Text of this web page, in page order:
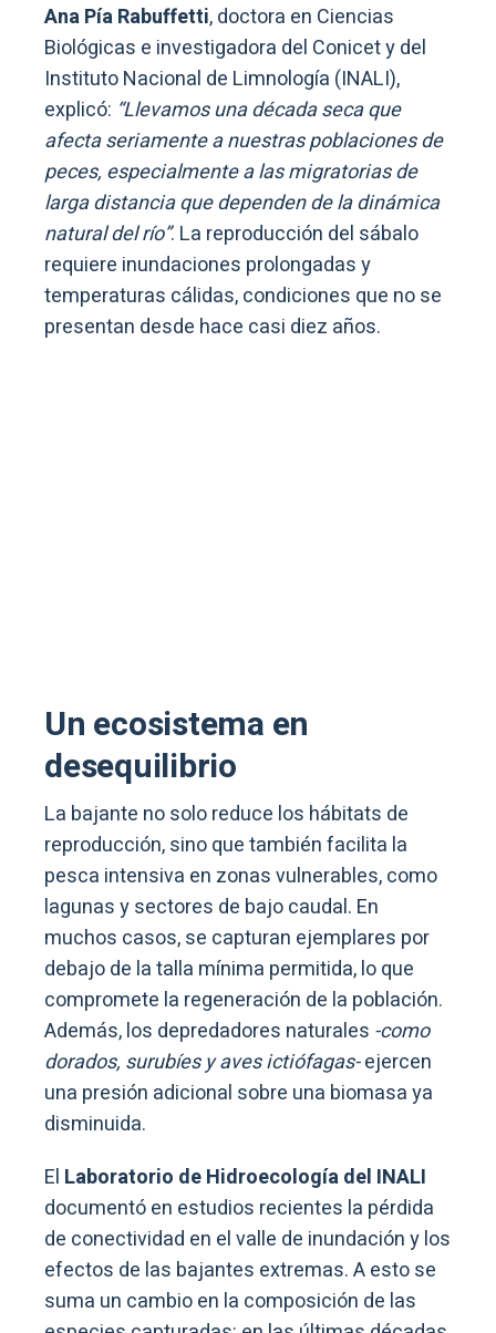
Ana Pía Rabuffetti, doctora en Ciencias
Biológicas e investigadora del Conicet y del
Instituto Nacional de Limnología (INALI),
explicó: “Llevamos una década seca que
afecta seriamente a nuestras poblaciones de
peces, especialmente a las migratorias de
larga distancia que dependen de la dinámica
natural del río”. La reproducción del sábalo
requiere inundaciones prolongadas y
temperaturas cálidas, condiciones que no se
presentan desde hace casi diez años.
Un ecosistema en
desequilibrio
La bajante no solo reduce los hábitats de
reproducción, sino que también facilita la
pesca intensiva en zonas vulnerables, como
lagunas y sectores de bajo caudal. En
muchos casos, se capturan ejemplares por
debajo de la talla mínima permitida, lo que
compromete la regeneración de la población.
Además, los depredadores naturales -como
dorados, surubíes y aves ictiófagas-ejercen
una presión adicional sobre una biomasa ya
disminuida.
El Laboratorio de Hidroecología del INALI
documentó en estudios recientes la pérdida
de conectividad en el valle de inundación y los
efectos de las bajantes extremas. A esto se
suma un cambio en la composición de las